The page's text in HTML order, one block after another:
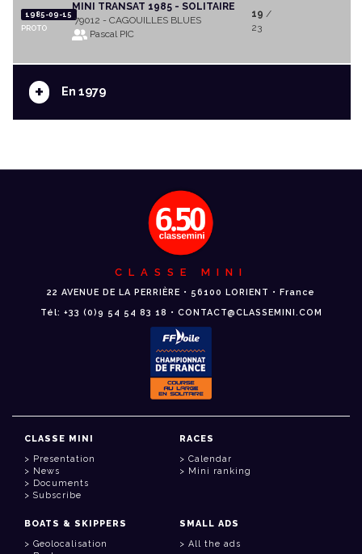
1985-09-15
PROTO
MINI TRANSAT 1985 - SOLITAIRE
79012 - CAGOUILLES BLUES
Pascal PIC
19 /
23
+ En 1979
CLASSE MINI
22 AVENUE DE LA PERRIÈRE • 56100 LORIENT • France
Tél: +33 (0)9 54 54 83 18 • CONTACT@CLASSEMINI.COM
CLASSE MINI
Presentation
News
Documents
Subscribe
RACES
Calendar
Mini ranking
BOATS & SKIPPERS
Geolocalisation
SMALL ADS
All the ads